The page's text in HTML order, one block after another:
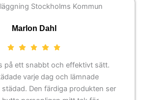
Marlon Dahl
på ett snabbt och effektivt sätt.
varje dag och lämnade
Den färdiga produkten ser